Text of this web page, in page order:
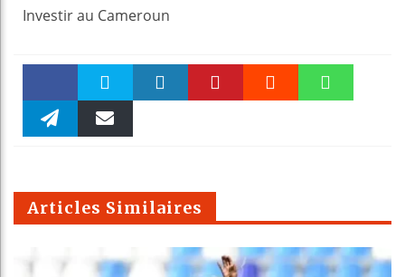
Investir au Cameroun
Faceboo Twitter
m
Articles Similaires